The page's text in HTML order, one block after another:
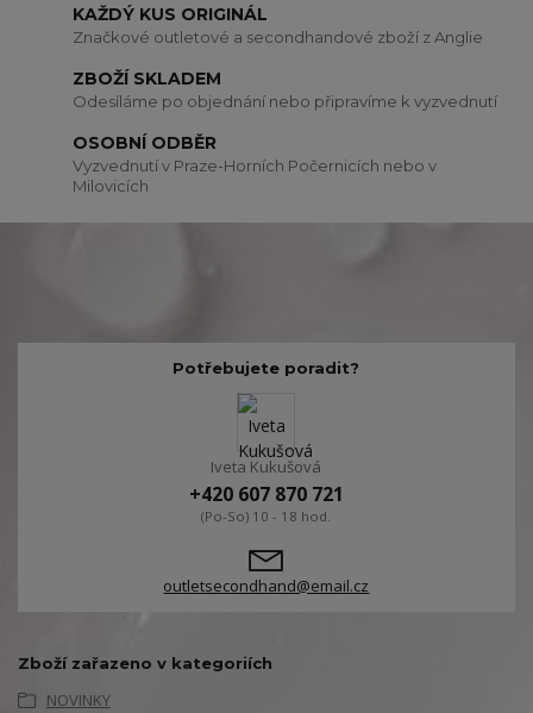
KAŽDÝ KUS ORIGINÁL
Značkové outletové a secondhandové zboží z Anglie
ZBOŽÍ SKLADEM
Odesíláme po objednání nebo připravíme k vyzvednutí
OSOBNÍ ODBĚR
Vyzvednutí v Praze-Horních Počernicích nebo v
Milovicích
Potřebujete poradit?
Iveta Kukušová
+420 607 870 721
(Po-So) 10 - 18 hod.
outletsecondhand@email.cz
Zboží zařazeno v kategoriích
NOVINKY